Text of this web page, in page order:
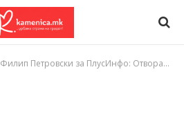
Филип Петровски за ПлусИнфо: Отворањето нови рудници треба да биде приоритет, а не табу тема